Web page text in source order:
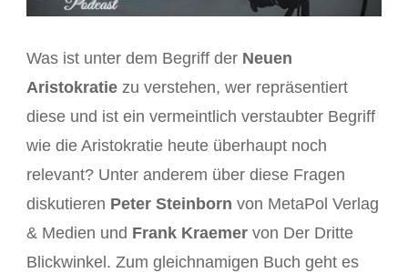
Was ist unter dem Begriff der Neuen
Aristokratiezu verstehen, wer repräsentiert
diese und ist ein vermeintlich verstaubter Begriff
wie die Aristokratie heute überhaupt noch
relevant? Unter anderem über diese Fragen
diskutieren Peter Steinborn von MetaPol Verlag
& Medien und Frank Kraemervon Der Dritte
Blickwinkel. Zum gleichnamigen Buch geht es